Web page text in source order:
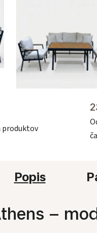
produktov
Popis
–